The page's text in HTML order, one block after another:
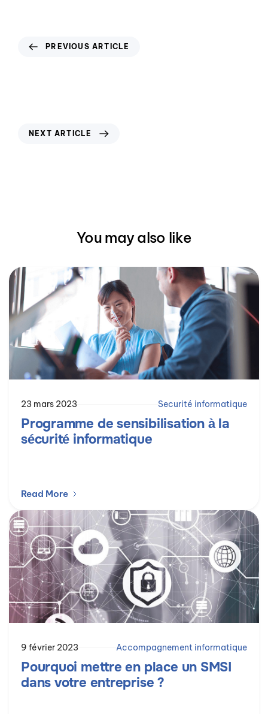
PREVIOUS ARTICLE
NEXT ARTICLE
You may also like
23 mars 2023 Securité informatique
Programme de sensibilisation à la
sécurité informatique
Read More
9 février 2023 Accompagnement informatique
Pourquoi mettre en place un SMSI
dans votre entreprise ?